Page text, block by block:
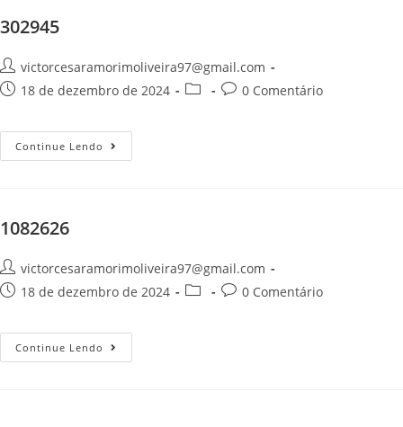
302945
victorcesaramorimoliveira97@gmail.com
18 de dezembro de 2024
0 Comentário
Continue Lendo
1082626
victorcesaramorimoliveira97@gmail.com
18 de dezembro de 2024
0 Comentário
Continue Lendo